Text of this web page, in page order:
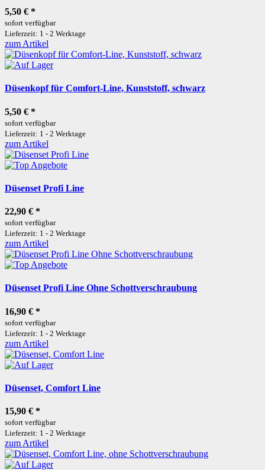
5,50 € *
sofort verfügbar
Lieferzeit: 1 - 2 Werktage
zum Artikel
Düsenkopf für Comfort-Line, Kunststoff, schwarz
5,50 € *
sofort verfügbar
Lieferzeit: 1 - 2 Werktage
zum Artikel
Düsenset Profi Line
22,90 € *
sofort verfügbar
Lieferzeit: 1 - 2 Werktage
zum Artikel
Düsenset Profi Line Ohne Schottverschraubung
16,90 € *
sofort verfügbar
Lieferzeit: 1 - 2 Werktage
zum Artikel
Düsenset, Comfort Line
15,90 € *
sofort verfügbar
Lieferzeit: 1 - 2 Werktage
zum Artikel